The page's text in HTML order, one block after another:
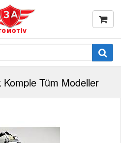
Tüm Modeller